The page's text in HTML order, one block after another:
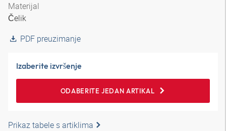
Materijal
Čelik
PDF preuzimanje
Izaberite izvršenje
ODABERITE JEDAN ARTIKAL
Prikaz tabele s artiklima